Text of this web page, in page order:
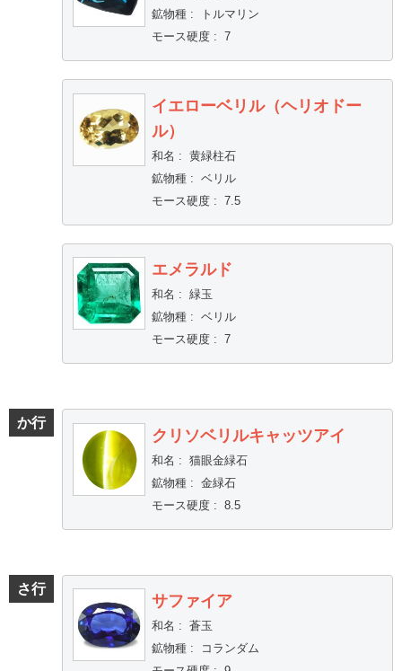
鉱物種:
トルマリン
モース硬度: 7
イエローベリル（ヘリオドー
ル）
和名 : 黄緑柱石
鉱物種: ベリル
モース硬度: 7.5
エメラルド
和名 : 緑玉
鉱物種: ベリル
モース硬度: 7
か行
クリソベリルキャッツアイ
和名 : 猫眼金緑石
鉱物種: 金緑石
モース硬度: 8.5
さ行
サファイア
和名 : 蒼玉
鉱物種:
コランダム